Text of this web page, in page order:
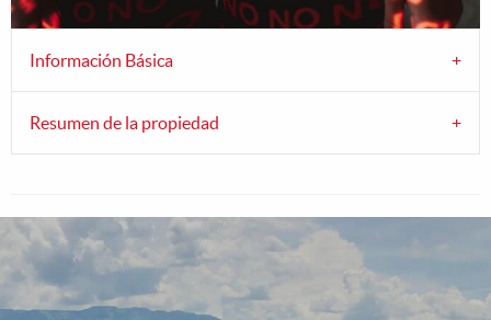
Información Básica
Resumen de la propiedad